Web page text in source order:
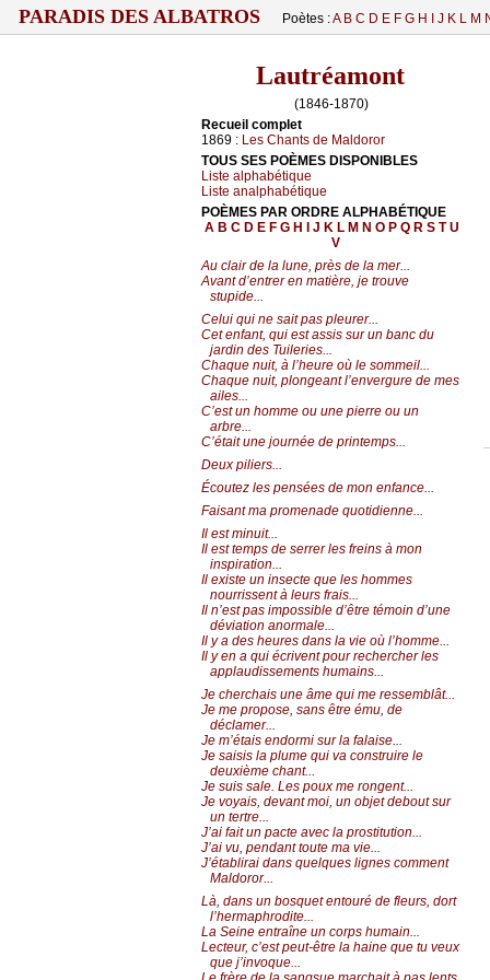
PARADIS DES ALBATROS Poètes :A B C D E F G H J K L M
Lautréamont
(1846-1870)
Recueil complet
1869 : Les Chants de Maldoror
TOUS SES POÈMES DISPONIBLES
Liste alphabétique
Liste analphabétique
POÈMES PAR ORDRE ALPHABÉTIQUE
A B C D E F G H J K L M N O P Q R S TU
V
Au clair de la lune, près de la mer...
Avant d’entrer en matière, je trouve
stupide...
Celui qui ne sait pas pleurer...
Cet enfant, qui est assis sur un banc du
jardin des Tuileries...
Chaque nuit, à l’heure où le sommeil...
Chaque nuit, plongeant l’envergure de mes
ailes...
C’est un homme ou une pierre ou un
arbre...
C’était une journée de printemps...
Deux piliers...
Écoutez les pensées de mon enfance...
Faisant ma promenade quotidienne...
Il est minuit...
Il est temps de serrer les freins à mon
inspiration...
Il existe un insecte que les hommes
nourrissent à leurs frais...
Il n’est pas impossible d’être témoin d’une
déviation anormale...
Il y a des heures dans la vie où l’homme...
Il y en a qui écrivent pour rechercher les
applaudissements humains...
Je cherchais une âme qui me ressemblât...
Je me propose, sans être ému, de
déclamer...
Je m’étais endormi sur la falaise...
Je saisis la plume qui va construire le
deuxième chant...
Je suis sale. Les poux me rongent...
Je voyais, devant moi, un objet debout sur
un tertre...
J’ai fait un pacte avec la prostitution...
J’ai vu, pendant toute ma vie...
J’établirai dans quelques lignes comment
Maldoror...
Là, dans un bosquet entouré de fleurs, dort
l’hermaphrodite...
La Seine entraîne un corps humain...
Lecteur, c’est peut-être la haine que tu veux
que j’invoque...